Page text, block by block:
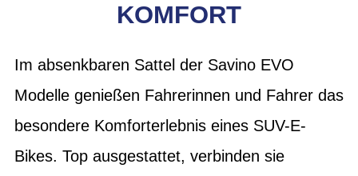
KOMFORT
Im absenkbaren Sattel der Savino EVO
Modelle genießen Fahrerinnen und Fahrer das
besondere Komforterlebnis eines SUV-E-
Bikes. Top ausgestattet, verbinden sie